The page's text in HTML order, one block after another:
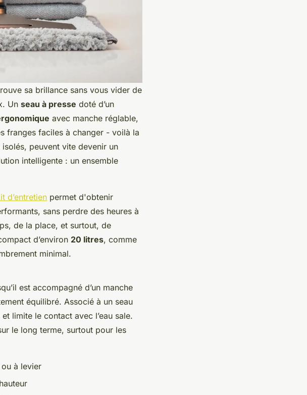
sa brillance sans vous vider de
Un seau à presse doté d’un
avec manche réglable,
franges faciles à changer - voilà la
isolés, peuvent vite devenir un
intelligente : un ensemble
d’entretien permet d'obtenir
sans perdre des heures à
de la place, et surtout, de
d’environ 20 litres, comme
minimal.
est accompagné d’un manche
équilibré. Associé à un seau
limite le contact avec l’eau sale.
le long terme, surtout pour les
à levier